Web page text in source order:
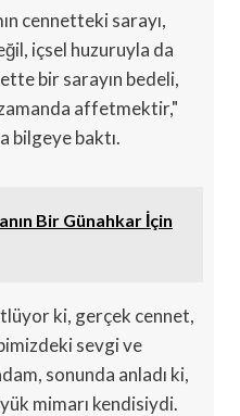
cennetteki sarayı,
içsel huzuruyla da
bir sarayın bedeli,
affetmektir,"
bilgeye baktı.
Bir Günahkar İçin
ki, gerçek cennet,
sevgi ve
sonunda anladı ki,
mimarı kendisiydi.